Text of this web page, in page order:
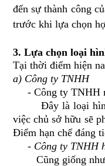
đến sự thành công
trước khi lựa chọn
3. Lựa chọn loại
Tại thời điểm hiện
a) Công ty TNHH
- Công ty TNHH
Đây là loại hình
việc chủ sở hữu sẽ
Điểm hạn chế đáng
- Công ty TNHH
Cũng giống